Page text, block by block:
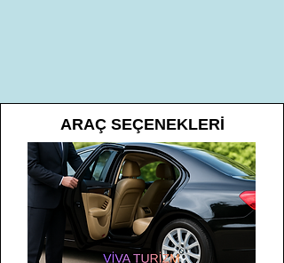
ARAÇ SEÇENEKLERİ